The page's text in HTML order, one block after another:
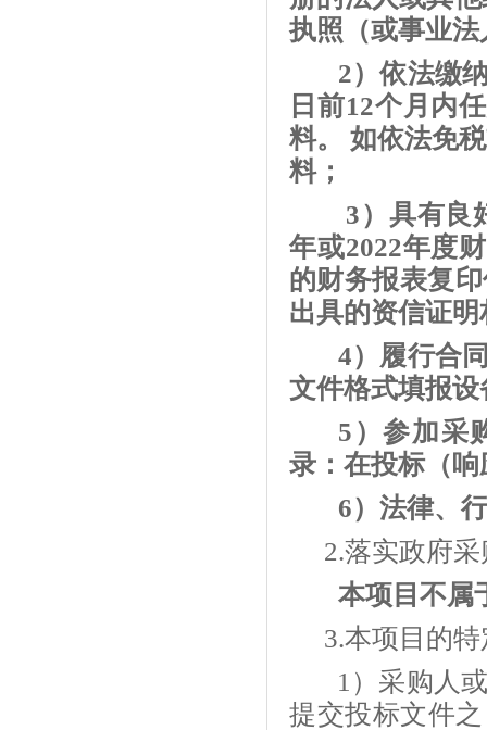
执照（或事业
2）依法缴
日前12个月内
料。 如依法免
料；
3）具有良
年或2022年度
的财务报表复
出具的资信证
4）履行合
文件格式填报
5）参加采
录：在投标（
6）法律、
2.落实政府
本项目不属
3.本项目的
1）采购人
提交投标文件